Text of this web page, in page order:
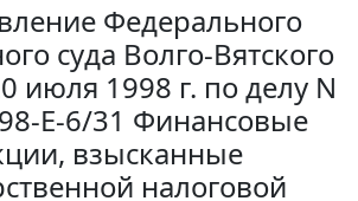
Федерального
суда Волго-Вятского
июля 1998 г. по делу N
Е-6/31 Финансовые
взысканные
налоговой